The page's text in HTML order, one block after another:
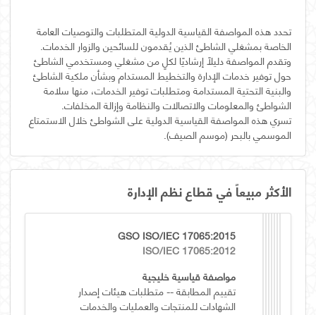
تحدد هذه المواصفة القياسية الدولية المتطلبات والتوصيات العامة
الخاصة بمشغلي الشاطئ الذين يُقدمون للسائحين والزوار الخدمات.
وتقدم المواصفة دليلاً إرشاديًا لكلٍ من مشغلي ومستخدمي الشاطئ
حول توفير خدمات الإدارة والتخطيط المستدام وبشأن ملكية الشاطئ
والبنية التحتية المستدامة ومتطلبات توفير الخدمات، منها سلامة
تسري هذه المواصفة القياسية الدولية على الشواطئ خلال الاستمتاع
الموسمي بالبحر (موسم الصيف).
الأكثر مبيعاً في قطاع نظم الإدارة
GSO ISO/IEC 17065:2015
ISO/IEC 17065:2012
مواصفة قياسية خليجية
تقييم المطابقة -- متطلبات هيئات إصدار
الشهادات للمنتجات والعمليات والخدمات